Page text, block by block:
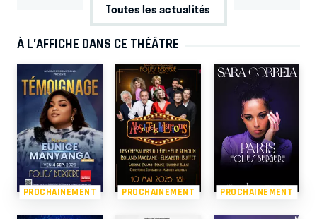
Toutes les actualités
À L’AFFICHE DANS CE THÉÂTRE
PROCHAINEMENT PROCHAINEMENT PROCHAINEMENT